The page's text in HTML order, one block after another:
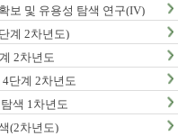
보 및 유용성 탐색 연구(IV)
계 2차년도)
2차년도
단계 2차년도
색 1차년도
(2차년도)